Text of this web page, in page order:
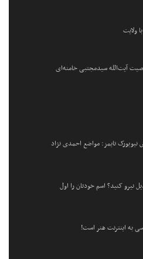
ولایت
آیت‌الله سیدمجتبی خامنه‌ای
تایمز: مواضع احمدی نژاد
نیرو کنید؟ اسم خودتان را اول
به اینترنت هنر است!